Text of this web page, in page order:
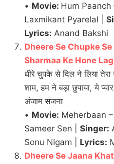
• Movie: Hum Paanch
Laxmikant Pyarelal |
Lyrics: Anand Bakshi
Dheere Se Chupke
Sharmaa Ke Hone
धीरे चुपके से दिल ने लिया तेरा
शाम, हम ने बड़ा छुपाया, ये
अंजाम सजना
• Movie: Meherbaan
Sameer Sen | Singer:
Sonu Nigam | Lyrics:
Dheere Se Jaana